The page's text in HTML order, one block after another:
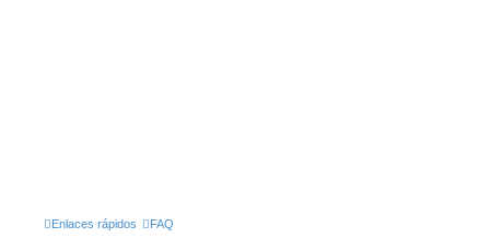
Enlaces rápidos FAQ